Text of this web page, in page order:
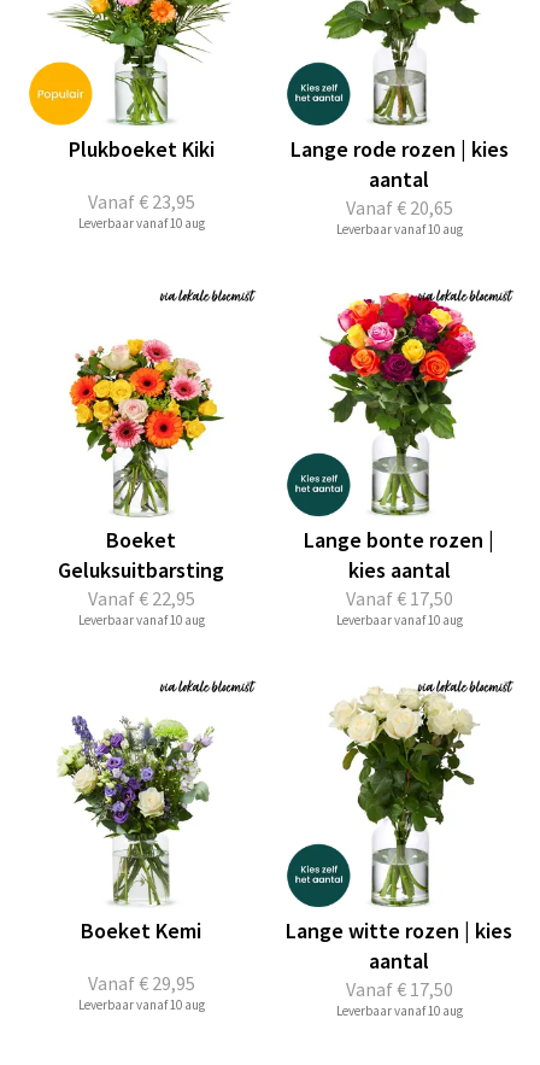
Vanaf€ 23,95
Plukboeket Kiki
Leverbaar vanaf 10 aug
Vanaf€ 20,65
Lange rode rozen | kies
aantal
Leverbaar vanaf 10 aug
Vanaf€ 22,95
Boeket
Geluksuitbarsting
Leverbaar vanaf 10 aug
Vanaf€ 17,50
Lange bonte rozen |
kies aantal
Leverbaar vanaf 10 aug
Vanaf€ 29,95
Boeket Kemi
Leverbaar vanaf 10 aug
Vanaf€ 17,50
Lange witte rozen | kies
aantal
Leverbaar vanaf 10 aug